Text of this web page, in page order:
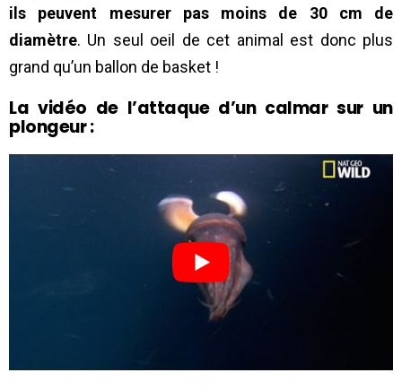
ils peuvent mesurer pas moins de 30 cm de
diamètre. Un seul oeil de cet animal est donc plus
grand qu’un ballon de basket !
La vidéo de l’attaque d’un calmar sur un
plongeur :